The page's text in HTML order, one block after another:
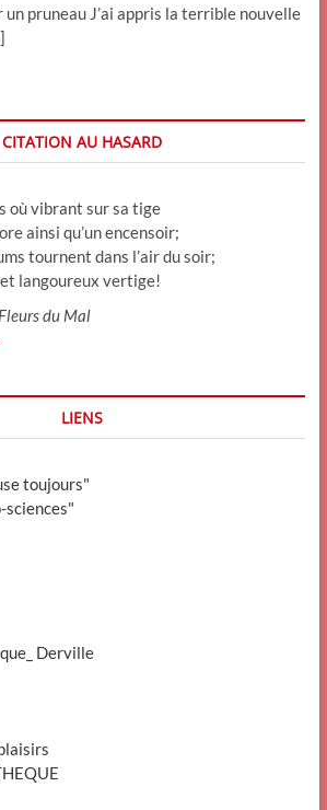
un pruneau J’ai appris la terrible nouvelle
CITATION AU HASARD
où vibrant sur sa tige
ainsi qu’un encensoir;
tournent dans l’air du soir;
langoureux vertige!
du Mal
LIENS
toujours"
sciences"
Derville